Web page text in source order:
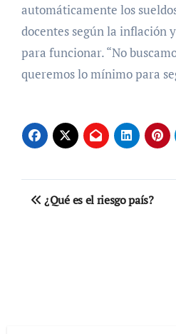
automáticamente los
docentes según la inflación
para funcionar. “No
queremos lo mínimo para
Navegación
¿Qué es el riesgo país?